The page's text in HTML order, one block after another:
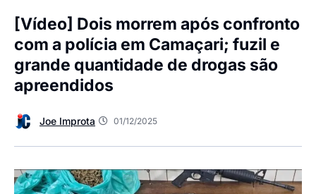
[Vídeo] Dois morrem após confronto
com a polícia em Camaçari; fuzil e
grande quantidade de drogas são
apreendidos
Joe Improta 01/12/2025